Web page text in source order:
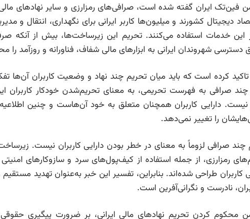
فین‌تک ایران گفته شده است، صرافی‌های رمزارزی و سایر نهادهای
دیجیتال کشورند و میلیون‌ها کاربر ایرانی برای نگهداری، انتقال و
این خدمات استفاده می‌کنند. تحریم این زیرساخت‌ها، بیش از آنکه
شهروندان ایرانی به ابزارهای مالی شفاف، فناورانه و روزآمد را
کرده است که باید میان تحریم چند نهاد و وضعیت کاربران آن‌ها
صرافی به فهرست تحریمی، به معنای تحریم‌شدن خودکار کاربران
نیست. دارایی کاربران همچنان متعلق به خود آن‌هاست و چنین
را تغییر نمی‌دهد.
صرافی لزوماً به معنای در خطر بودن دارایی کاربران نیست.
رمزارزی، از جمله استفاده از کیف‌پول‌های سرد و سازوکارهای امنیتی
کاربران طراحی شده‌اند. بنابراین، تفسیر این خبر به‌عنوان تهدید
نادرست و نگرانی‌آفرین است.
محکوم کردن تحریم نهادهای مالی ایرانی، بر ضرورت پیگیری